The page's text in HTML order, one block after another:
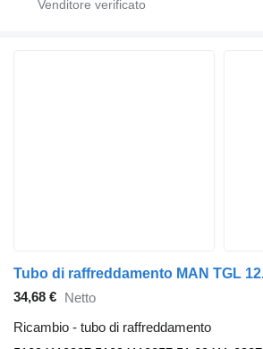
34,68 € Netto
Ricambio - tubo di raffreddamento